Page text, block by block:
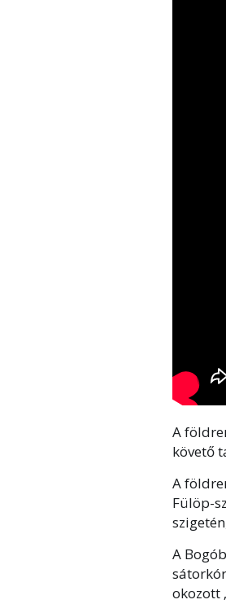
A
követő
A
Fülöp-
A
okozott